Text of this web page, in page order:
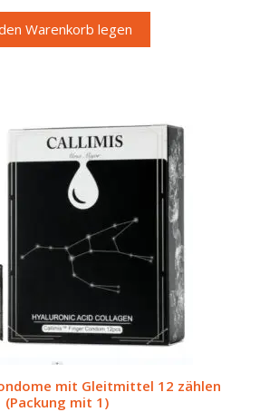
$19.99.
Warenkorb legen
mit Gleitmittel 12 zählen
(Packung mit 1)